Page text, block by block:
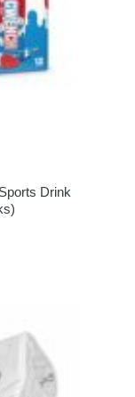
Drink